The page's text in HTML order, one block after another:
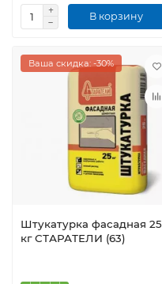
В корзину
Ваша скидка: -30%
Штукатурка фасадная 25
кг СТАРАТЕЛИ (63)